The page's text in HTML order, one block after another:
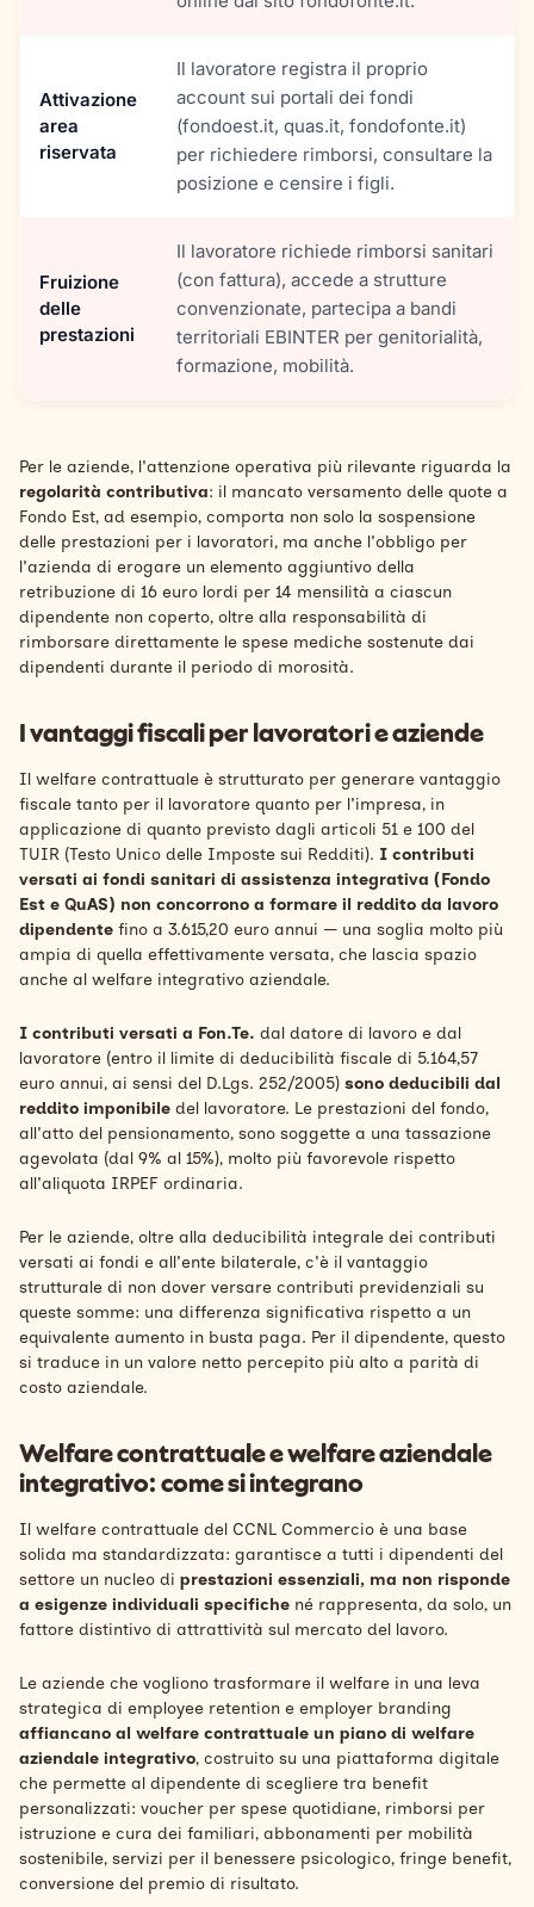
Attivazione
area
riservata
Il lavoratore registra il proprio
account sui portali dei fondi
(fondoest.it, quas.it, fondofonte.it)
per richiedere rimborsi, consultare la
posizione e censire i figli.
Fruizione
delle
prestazioni
Il lavoratore richiede rimborsi sanitari
(con fattura), accede a strutture
convenzionate, partecipa a bandi
territoriali EBINTER per genitorialità,
formazione, mobilità.
Per le aziende, l'attenzione operativa più rilevante riguarda la
regolarità contributiva: il mancato versamento delle quote a
Fondo Est, ad esempio, comporta non solo la sospensione
delle prestazioni per i lavoratori, ma anche l'obbligo per
l'azienda di erogare un elemento aggiuntivo della
retribuzione di 16 euro lordi per 14 mensilità a ciascun
dipendente non coperto, oltre alla responsabilità di
rimborsare direttamente le spese mediche sostenute dai
dipendenti durante il periodo di morosità.
I vantaggi fiscali per lavoratori e aziende
Il welfare contrattuale è strutturato per generare vantaggio
fiscale tanto per il lavoratore quanto per l'impresa, in
applicazione di quanto previsto dagli articoli 51 e 100 del
TUIR (Testo Unico delle Imposte sui Redditi). I contributi
versati ai fondi sanitari di assistenza integrativa (Fondo
Est e QuAS) non concorrono a formare il reddito da lavoro
dipendente fino a 3.615,20 euro annui — una soglia molto più
ampia di quella effettivamente versata, che lascia spazio
anche al welfare integrativo aziendale.
I contributi versati a Fon.Te. dal datore di lavoro e dal
lavoratore (entro il limite di deducibilità fiscale di 5.164,57
euro annui, ai sensi del D.Lgs. 252/2005) sono deducibili dal
reddito imponibile del lavoratore. Le prestazioni del fondo,
all'atto del pensionamento, sono soggette a una tassazione
agevolata (dal 9% al 15%), molto più favorevole rispetto
all'aliquota IRPEF ordinaria.
Per le aziende, oltre alla deducibilità integrale dei contributi
versati ai fondi e all'ente bilaterale, c'è il vantaggio
strutturale di non dover versare contributi previdenziali su
queste somme: una differenza significativa rispetto a un
equivalente aumento in busta paga. Per il dipendente, questo
si traduce in un valore netto percepito più alto a parità di
costo aziendale.
Welfare contrattuale e welfare aziendale
integrativo: come si integrano
Il welfare contrattuale del CCNL Commercio è una base
solida ma standardizzata: garantisce a tutti i dipendenti del
settore un nucleo di prestazioni essenziali, ma non risponde
a esigenze individuali specifiche né rappresenta, da solo, un
fattore distintivo di attrattività sul mercato del lavoro.
Le aziende che vogliono trasformare il welfare in una leva
strategica di employee retention e employer branding
affiancano al welfare contrattuale un piano di welfare
aziendale integrativo, costruito su una piattaforma digitale
che permette al dipendente di scegliere tra benefit
personalizzati: voucher per spese quotidiane, rimborsi per
istruzione e cura dei familiari, abbonamenti per mobilità
sostenibile, servizi per il benessere psicologico, fringe benefit,
conversione del premio di risultato.